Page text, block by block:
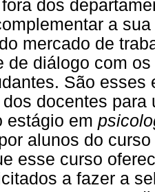
dos
a
mercado de
de diálogo com
São esses
docentes para
estágio em
alunos do
esse curso
a fazer a